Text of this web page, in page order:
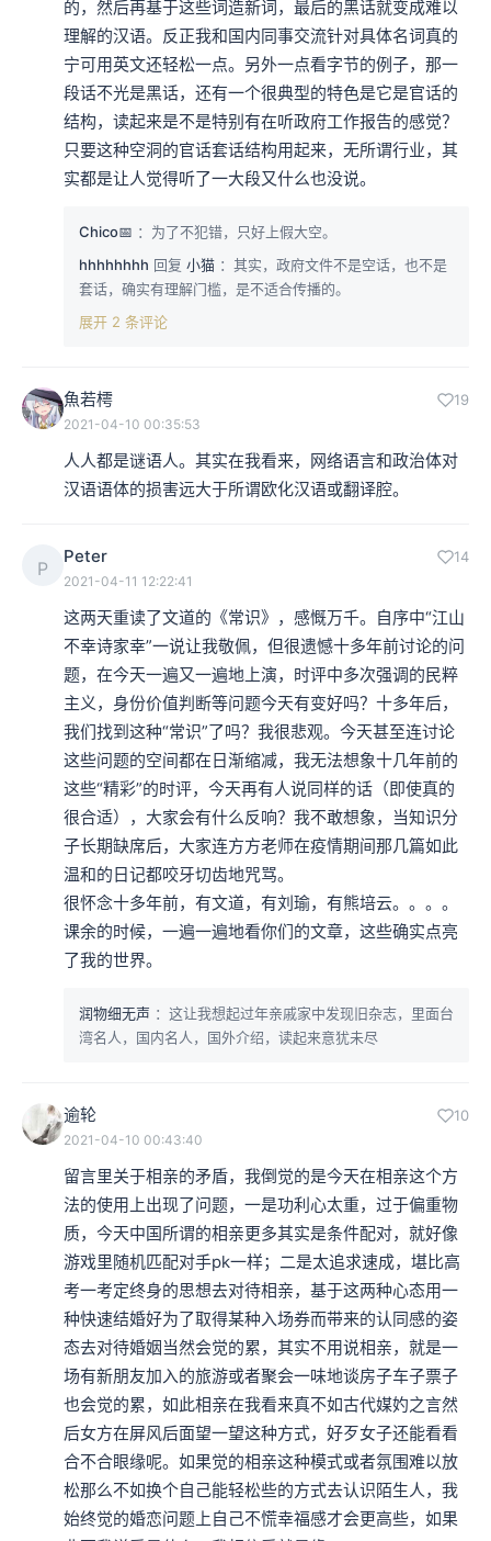
的，然后再基于这些词造新词，最后的黑话就变成难以
理解的汉语。反正我和国内同事交流针对具体名词真的
宁可用英文还轻松一点。另外一点看字节的例子，那一
段话不光是黑话，还有一个很典型的特色是它是官话的
结构，读起来是不是特别有在听政府工作报告的感觉？
只要这种空洞的官话套话结构用起来，无所谓行业，其
实都是让人觉得听了一大段又什么也没说。
Chico📅 ：为了不犯错，只好上假大空。
hhhhhhhh 回复 小猫 ：其实，政府文件不是空话，也不是
套话，确实有理解门槛，是不适合传播的。
展开 2 条评论
魚若樗 19
2021-04-10 00:35:53
人人都是谜语人。其实在我看来，网络语言和政治体对
汉语语体的损害远大于所谓欧化汉语或翻译腔。
P
Peter 14
2021-04-11 12:22:41
这两天重读了文道的《常识》，感慨万千。自序中“江山
不幸诗家幸”一说让我敬佩，但很遗憾十多年前讨论的问
题，在今天一遍又一遍地上演，时评中多次强调的民粹
主义，身份价值判断等问题今天有变好吗？十多年后，
我们找到这种“常识”了吗？我很悲观。今天甚至连讨论
这些问题的空间都在日渐缩减，我无法想象十几年前的
这些“精彩”的时评，今天再有人说同样的话（即使真的
很合适），大家会有什么反响？我不敢想象，当知识分
子长期缺席后，大家连方方老师在疫情期间那几篇如此
温和的日记都咬牙切齿地咒骂。
很怀念十多年前，有文道，有刘瑜，有熊培云。。。。
课余的时候，一遍一遍地看你们的文章，这些确实点亮
了我的世界。
润物细无声 ：这让我想起过年亲戚家中发现旧杂志，里面台
湾名人，国内名人，国外介绍，读起来意犹未尽
逾轮 10
2021-04-10 00:43:40
留言里关于相亲的矛盾，我倒觉的是今天在相亲这个方
法的使用上出现了问题，一是功利心太重，过于偏重物
质，今天中国所谓的相亲更多其实是条件配对，就好像
游戏里随机匹配对手pk一样；二是太追求速成，堪比高
考一考定终身的思想去对待相亲，基于这两种心态用一
种快速结婚好为了取得某种入场券而带来的认同感的姿
态去对待婚姻当然会觉的累，其实不用说相亲，就是一
场有新朋友加入的旅游或者聚会一味地谈房子车子票子
也会觉的累，如此相亲在我看来真不如古代媒妁之言然
后女方在屏风后面望一望这种方式，好歹女子还能看看
合不合眼缘呢。如果觉的相亲这种模式或者氛围难以放
松那么不如换个自己能轻松些的方式去认识陌生人，我
始终觉的婚恋问题上自己不慌幸福感才会更高些，如果